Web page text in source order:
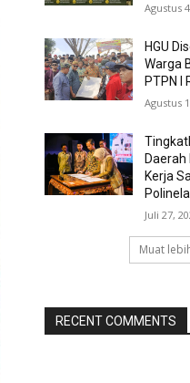
Agustus
HGU
Warga
PTPN I
Agustus
Kerja
Polinela
Juli 27,
Muat
RECENT COMMENTS